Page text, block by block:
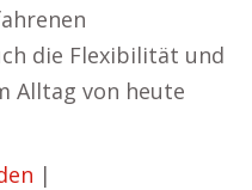
die Flexibilität und
Alltag von heute
|